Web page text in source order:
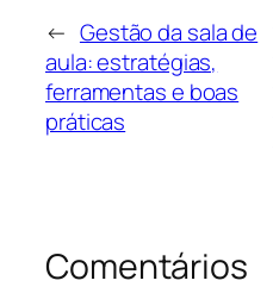
← Gestão da sala de
aula: estratégias,
ferramentas e boas
práticas
Comentários